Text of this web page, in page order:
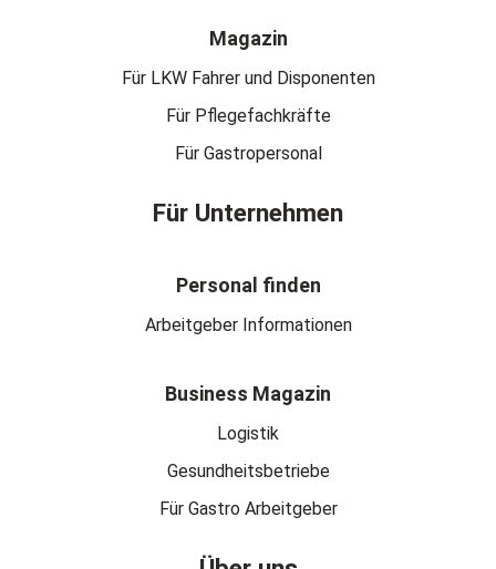
Magazin
Für LKW Fahrer und Disponenten
Für Pflegefachkräfte
Für Gastropersonal
Für Unternehmen
Personal finden
Arbeitgeber Informationen
Business Magazin
Logistik
Gesundheitsbetriebe
Für Gastro Arbeitgeber